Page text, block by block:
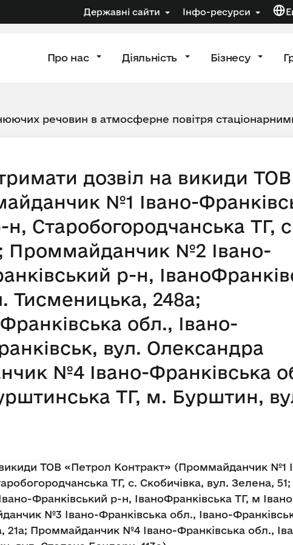
Державні сайти Інфо-ресурси
Про нас Діяльність Бізнесу
речовин в атмосферне повітря
дозвіл на викиди ТОВ
№1 Івано-
Старобогородчанська ТГ,
Проммайданчик №2 Івано-
р-н,
Тисменицька, 248а;
обл., Івано-
вул. Олександра
№4 Івано-Франківська
ТГ, м. Бурштин,
ТОВ «Петрол Контракт» (Проммайданчик №1
ТГ, с. Скобичівка, вул. Зелена, 51;
Франківський р-н, ІваноФранківська ТГ, м
№3 Івано-Франківська обл., Івано-
21а; Проммайданчик №4 Івано-Франківська обл.,